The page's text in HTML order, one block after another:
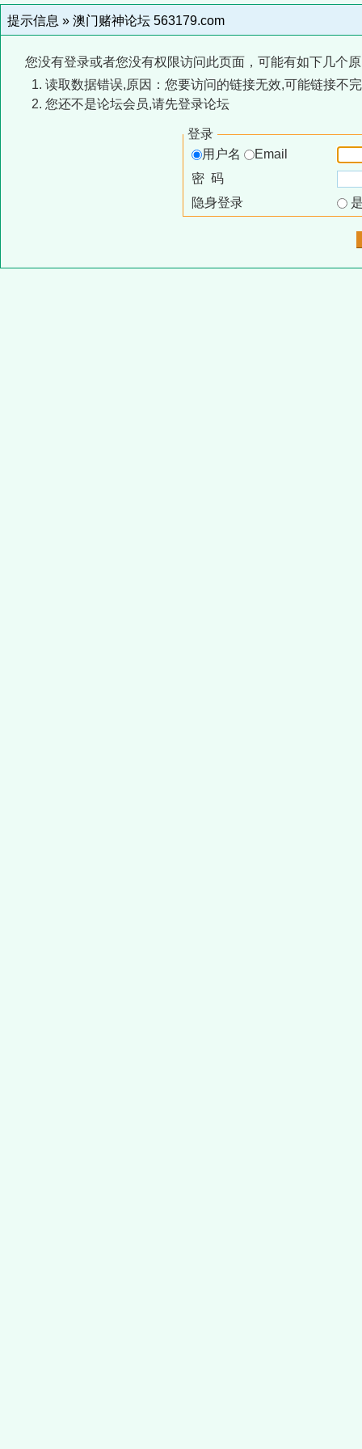
提示信息 » 澳门赌神论坛 563179.com
您没有登录或者您没有权限访问此页面，可能有如下几个
读取数据错误,原因：您要访问的链接无效,可能链接不
您还不是论坛会员,请先登录论坛
登录
用户名
Email
密 码
隐身登录